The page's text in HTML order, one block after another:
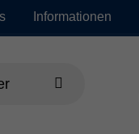
Informationen